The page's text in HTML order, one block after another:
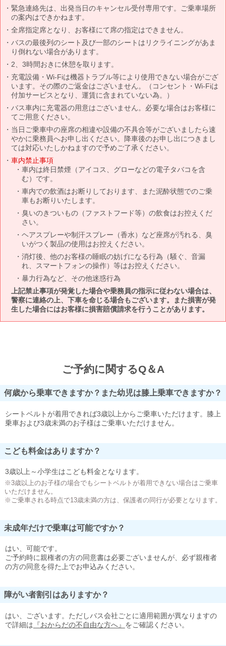
緊急連絡先は、出発当日のキャンセル受付専用です。ご乗車場所
の案内はできかねます。
全席指定席となり、お客様にて席の指定はできません。
バスの最後列のシート及び一部のシートはリクライニングがあま
り倒れない場合があります。
2、3時間おきに休憩を取ります。
充電設備・Wi-Fiは機器トラブル等により使用できない場合がござ
います。その際のご返金はございません。（コンセント・Wi-Fiは
付加サービスとなり、運賃に含まれていない為。）
バス車内に充電器の用意はございません。必要な場合はお客様に
てご用意ください。
当日ご乗車中の座席の相違や設備の不具合等がございましたら速
やかに乗務員へお申し出ください。降車後のお申し出につきまし
ては対応いたしかねますので予めご了承ください。
車内禁止事項
車内は終日禁煙（アイコス、グローなどの電子タバコを含
む）です。
車内での飲酒はお断りしております、また泥酔状態でのご乗
車もお断りいたします。
臭いのきついもの（ファストフード等）の飲食はお控えくだ
さい。
ヘアスプレーや制汗スプレー（香水）など座席が汚れる、臭
いがつく製品の使用はお控えください。
消灯後、他のお客様の睡眠の妨げになる行為（騒ぐ、音漏
れ、スマートフォンの操作）等はお控えください。
暴力行為など、その他迷惑行為
上記禁止事項が発覚した場合や乗務員の指示に従わない場合は、
警察に連絡の上、下車を命じる場合もございます。また損害が発
生した場合にはお客様に損害賠償請求を行うことがあります。
ご予約に関するQ＆A
何歳から乗車できますか？また幼児は膝上乗車できますか？
シートベルトが着用できれば3歳以上からご乗車いただけます。膝上
乗車および3歳未満のお子様はご乗車いただけません。
こども料金はありますか？
3歳以上～小学生はこども料金となります。
※3歳以上のお子様の場合でもシートベルトが着用できない場合はご乗車
いただけません。
※ご乗車される時点で13歳未満の方は、保護者の同行が必要となります。
未成年だけで乗車は可能ですか？
はい、可能です。
ご予約時に親権者の方の同意書は必要ございませんが、必ず親権者
の方の同意を得た上でお申込みください。
障がい者割引はありますか？
はい、ございます。ただしバス会社ごとに適用範囲が異なりますの
で詳細は 『おからだの不自由な方へ』 をご確認ください。